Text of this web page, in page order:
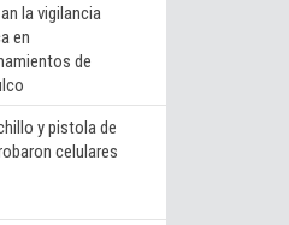
la vigilancia
en
de
y pistola de
celulares